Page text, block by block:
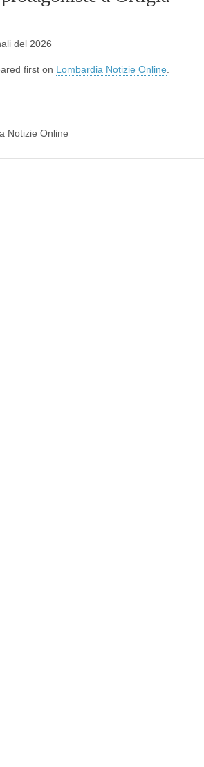
del 2026
first on Lombardia Notizie Online
Notizie Online